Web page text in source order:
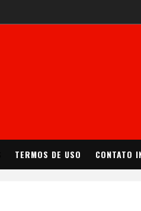
TERMOS DE USO CONTATO